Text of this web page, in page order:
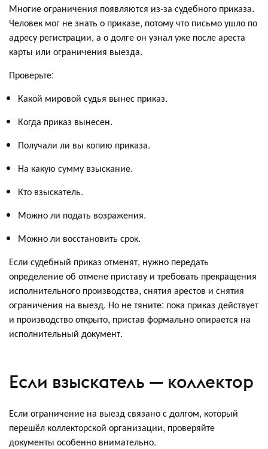
Многие ограничения появляются из-за судебного приказа.
Человек мог не знать о приказе, потому что письмо ушло по
адресу регистрации, а о долге он узнал уже после ареста
карты или ограничения выезда.
Проверьте:
Какой мировой судья вынес приказ.
Когда приказ вынесен.
Получали ли вы копию приказа.
На какую сумму взыскание.
Кто взыскатель.
Можно ли подать возражения.
Можно ли восстановить срок.
Если судебный приказ отменят, нужно передать
определение об отмене приставу и требовать прекращения
исполнительного производства, снятия арестов и снятия
ограничения на выезд. Но не тяните: пока приказ действует
и производство открыто, пристав формально опирается на
исполнительный документ.
Если взыскатель — коллектор
Если ограничение на выезд связано с долгом, который
перешёл коллекторской организации, проверяйте
документы особенно внимательно.